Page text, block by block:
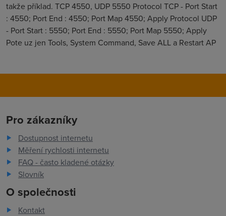
takže příklad. TCP 4550, UDP 5550 Protocol TCP - Port Start
: 4550; Port End : 4550; Port Map 4550; Apply Protocol UDP
- Port Start : 5550; Port End : 5550; Port Map 5550; Apply
Pote uz jen Tools, System Command, Save ALL a Restart AP
Pro zákazníky
Dostupnost internetu
Měření rychlosti internetu
FAQ - často kladené otázky
Slovník
O společnosti
Kontakt